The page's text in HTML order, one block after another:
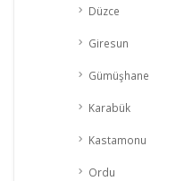
Düzce
Giresun
Gümüşhane
Karabük
Kastamonu
Ordu